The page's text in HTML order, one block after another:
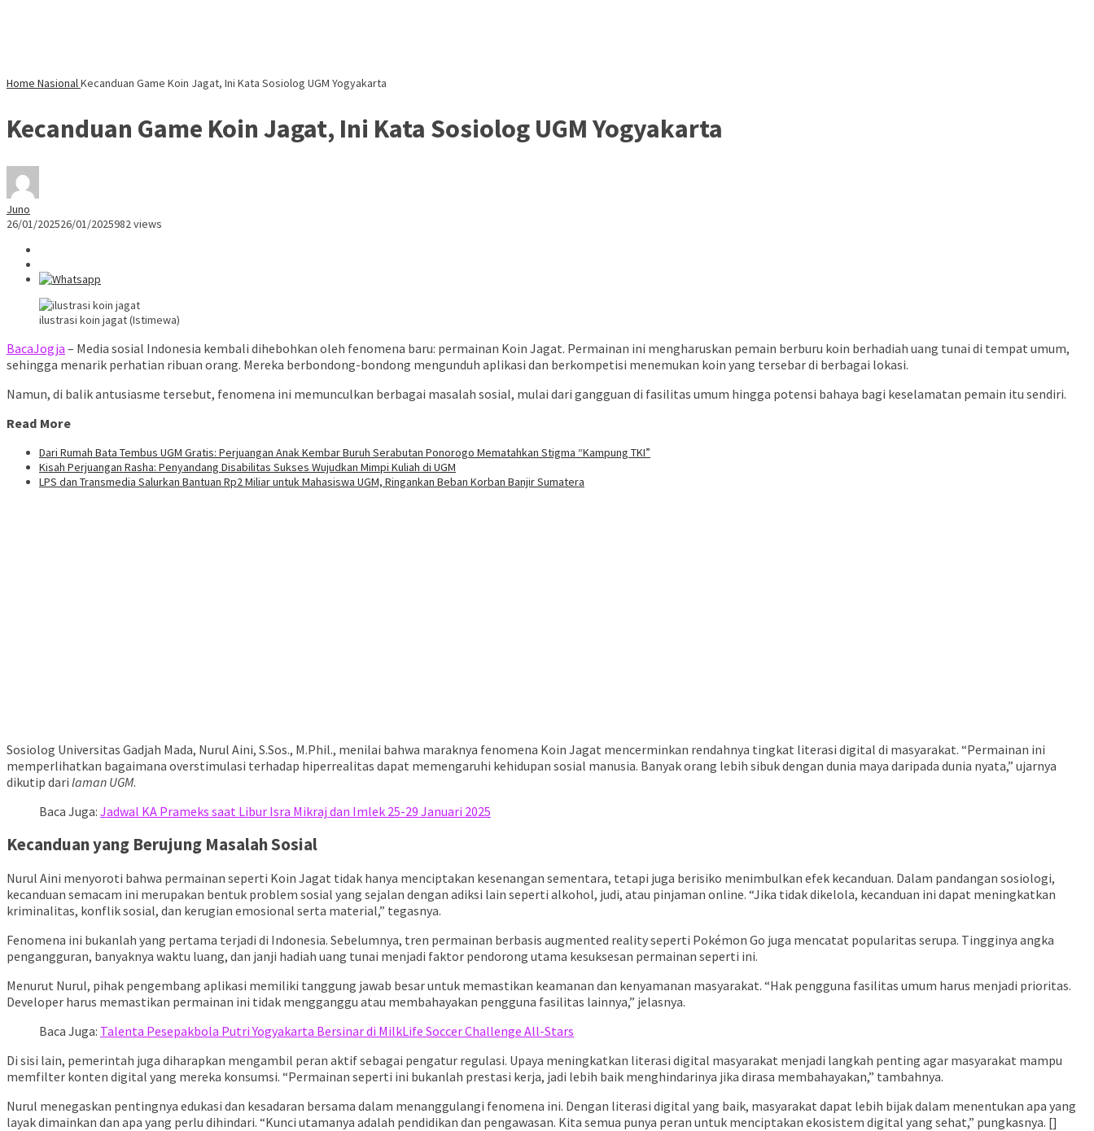
Home NasionalKecanduan Game Koin Jagat, Ini Kata Sosiolog UGM Yogyakarta
Kecanduan Game Koin Jagat, Ini Kata Sosiolog UGM Yogyakarta
Juno
26/01/202526/01/2025982 views
ilustrasi koin jagat (Istimewa)
BacaJogja – Media sosial Indonesia kembali dihebohkan oleh fenomena baru: permainan Koin Jagat. Permainan ini mengharuskan pemain berburu koin berhadiah uang tunai di tempat umum,
sehingga menarik perhatian ribuan orang. Mereka berbondong-bondong mengunduh aplikasi dan berkompetisi menemukan koin yang tersebar di berbagai lokasi.
Namun, di balik antusiasme tersebut, fenomena ini memunculkan berbagai masalah sosial, mulai dari gangguan di fasilitas umum hingga potensi bahaya bagi keselamatan pemain itu sendiri.
Read More
Dari Rumah Bata Tembus UGM Gratis: Perjuangan Anak Kembar Buruh Serabutan Ponorogo Mematahkan Stigma “Kampung TKI”
Kisah Perjuangan Rasha: Penyandang Disabilitas Sukses Wujudkan Mimpi Kuliah di UGM
LPS dan Transmedia Salurkan Bantuan Rp2 Miliar untuk Mahasiswa UGM, Ringankan Beban Korban Banjir Sumatera
Sosiolog Universitas Gadjah Mada, Nurul Aini, S.Sos., M.Phil., menilai bahwa maraknya fenomena Koin Jagat mencerminkan rendahnya tingkat literasi digital di masyarakat. “Permainan ini
memperlihatkan bagaimana overstimulasi terhadap hiperrealitas dapat memengaruhi kehidupan sosial manusia. Banyak orang lebih sibuk dengan dunia maya daripada dunia nyata,” ujarnya
dikutip dari laman UGM.
Baca Juga: Jadwal KA Prameks saat Libur Isra Mikraj dan Imlek 25-29 Januari 2025
Kecanduan yang Berujung Masalah Sosial
Nurul Aini menyoroti bahwa permainan seperti Koin Jagat tidak hanya menciptakan kesenangan sementara, tetapi juga berisiko menimbulkan efek kecanduan. Dalam pandangan sosiologi,
kecanduan semacam ini merupakan bentuk problem sosial yang sejalan dengan adiksi lain seperti alkohol, judi, atau pinjaman online. “Jika tidak dikelola, kecanduan ini dapat meningkatkan
kriminalitas, konflik sosial, dan kerugian emosional serta material,” tegasnya.
Fenomena ini bukanlah yang pertama terjadi di Indonesia. Sebelumnya, tren permainan berbasis augmented reality seperti Pokémon Go juga mencatat popularitas serupa. Tingginya angka
pengangguran, banyaknya waktu luang, dan janji hadiah uang tunai menjadi faktor pendorong utama kesuksesan permainan seperti ini.
Menurut Nurul, pihak pengembang aplikasi memiliki tanggung jawab besar untuk memastikan keamanan dan kenyamanan masyarakat. “Hak pengguna fasilitas umum harus menjadi prioritas.
Developer harus memastikan permainan ini tidak mengganggu atau membahayakan pengguna fasilitas lainnya,” jelasnya.
Baca Juga: Talenta Pesepakbola Putri Yogyakarta Bersinar di MilkLife Soccer Challenge All-Stars
Di sisi lain, pemerintah juga diharapkan mengambil peran aktif sebagai pengatur regulasi. Upaya meningkatkan literasi digital masyarakat menjadi langkah penting agar masyarakat mampu
memfilter konten digital yang mereka konsumsi. “Permainan seperti ini bukanlah prestasi kerja, jadi lebih baik menghindarinya jika dirasa membahayakan,” tambahnya.
Nurul menegaskan pentingnya edukasi dan kesadaran bersama dalam menanggulangi fenomena ini. Dengan literasi digital yang baik, masyarakat dapat lebih bijak dalam menentukan apa yang
layak dimainkan dan apa yang perlu dihindari. “Kunci utamanya adalah pendidikan dan pengawasan. Kita semua punya peran untuk menciptakan ekosistem digital yang sehat,” pungkasnya. []